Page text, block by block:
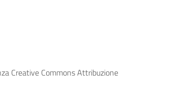
Creative Commons Attribuzione